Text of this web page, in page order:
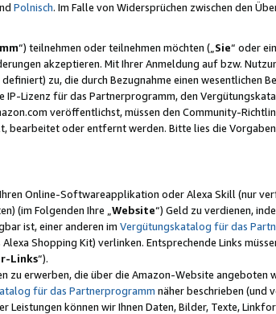
Polnisch. Im Falle von Widersprüchen zwischen den
“) teilnehmen oder teilnehmen möchten („Sie“ oder
akzeptieren. Mit Ihrer Anmeldung auf bzw.
zu, die durch Bezugnahme einen wesentlichen
IP-Lizenz für das Partnerprogramm, den
veröffentlichst, müssen den Community-
bearbeitet oder entfernt werden. Bitte lies die
Online-Softwareapplikation oder Alexa Skill (nur
(im Folgenden Ihre „ Website“) Geld zu verdienen,
ist, einer anderen im Vergütungskatalog für das
Shopping Kit) verlinken. Entsprechende Links
Links“).
zu erwerben, die über die Amazon-Website angeboten
für das Partnerprogramm näher beschrieben (und
können wir Ihnen Daten, Bilder, Texte,